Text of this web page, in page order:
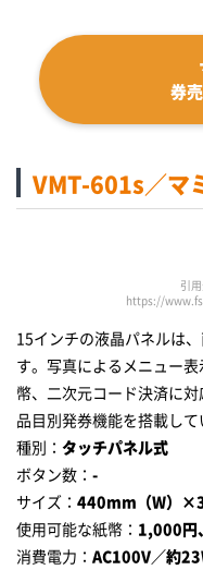
券
VMT-601s／マ
引
https://
15インチの液晶パネルは
す。写真によるメニュー
幣、二次元コード決済に
品目別発券機能を搭載して
種別： タッチパネル式
ボタン数： -
サイズ： 440mm（W）
使用可能な紙幣： 1,000円
消費電力： AC100V／約